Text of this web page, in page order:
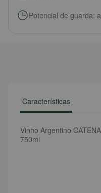
Potencial de guarda:
Características
Vinho Argentino
750ml